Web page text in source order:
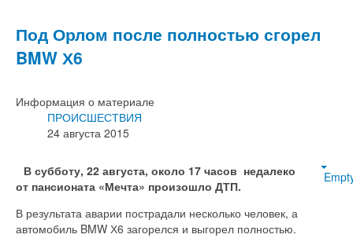
Под Орлом после полностью сгорел
BMW Х6
Информация о материале
ПРОИСШЕСТВИЯ
24 августа 2015
В субботу, 22 августа, около 17 часов недалеко
от пансионата «Мечта» произошло ДТП.
В результата аварии пострадали несколько человек, а
автомобиль BMW Х6 загорелся и выгорел полностью.